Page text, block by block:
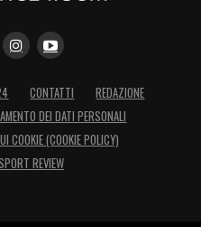
CONTATTI
REDAZIONE
DEI DATI PERSONALI
COOKIE (COOKIE POLICY)
REVIEW